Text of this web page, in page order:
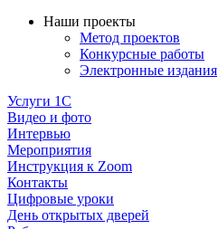
Наши проекты
Метод проектов
Конкурсные работы
Электронные издания
Услуги 1C
Видео и фото
Интервью
Мероприятия
Инструкция к Zoom
Контакты
Цифровые уроки
День открытых дверей